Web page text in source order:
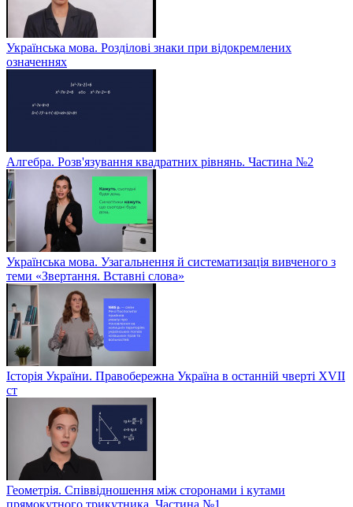
Українська мова. Розділові знаки при відокремлених
означеннях
Алгебра. Розв'язування квадратних рівнянь. Частина №2
Українська мова. Узагальнення й систематизація вивченого з
теми «Звертання. Вставні слова»
Історія України. Правобережна Україна в останній чверті XVII
ст
Геометрія. Співвідношення між сторонами і кутами
прямокутного трикутника. Частина №1